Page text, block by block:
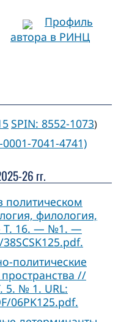
Профиль
автора в РИНЦ
SPIN: 8552-1073)
7041-4741)
26 гг.
политическом
филология,
Т. 16. — №1. —
политические
//
5. № 1. URL:
06PK125.pdf.